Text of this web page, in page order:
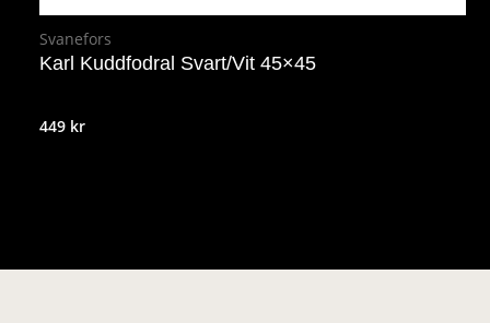
Svanefors
Karl Kuddfodral Svart/Vit 45×45
449 kr